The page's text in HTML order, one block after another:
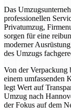
Das
professionellen
Privatumzug,
sorgen für eine
moderner
des Umzugs
Von der Verpackung
einem umfassenden
legt Wert auf
Umzug nach
der Fokus auf dem